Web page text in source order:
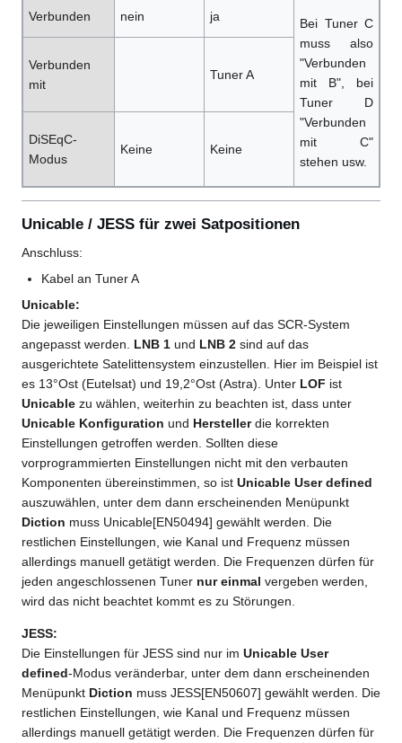
Bei Tuner C
muss also
"Verbunden
mit B", bei
Tuner D
"Verbunden
mit C"
stehen usw.
Verbunden nein ja
Verbunden
mit
Tuner A
DiSEqC-
Modus
Keine Keine
Unicable / JESS für zwei Satpositionen
Anschluss:
Kabel an Tuner A
Unicable:
Die jeweiligen Einstellungen müssen auf das SCR-System
angepasst werden. LNB 1 und LNB 2 sind auf das
ausgerichtete Satelittensystem einzustellen. Hier im Beispiel ist
es 13°Ost (Eutelsat) und 19,2°Ost (Astra). Unter LOF ist
Unicable zu wählen, weiterhin zu beachten ist, dass unter
Unicable Konfiguration und Herstellerdie korrekten
Einstellungen getroffen werden. Sollten diese
vorprogrammierten Einstellungen nicht mit den verbauten
Komponenten übereinstimmen, so ist Unicable User defined
auszuwählen, unter dem dann erscheinenden Menüpunkt
Diction muss Unicable[EN50494] gewählt werden. Die
restlichen Einstellungen, wie Kanal und Frequenz müssen
allerdings manuell getätigt werden. Die Frequenzen dürfen für
jeden angeschlossenen Tuner nur einmal vergeben werden,
wird das nicht beachtet kommt es zu Störungen.
JESS:
Die Einstellungen für JESS sind nur im Unicable User
defined-Modus veränderbar, unter dem dann erscheinenden
Menüpunkt Diction muss JESS[EN50607] gewählt werden. Die
restlichen Einstellungen, wie Kanal und Frequenz müssen
allerdings manuell getätigt werden. Die Frequenzen dürfen für